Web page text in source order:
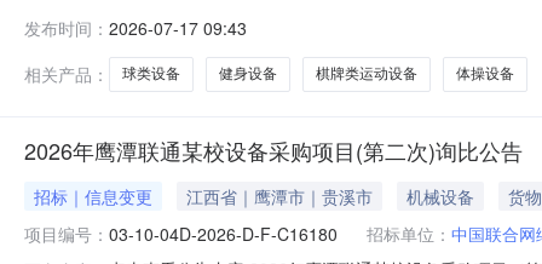
购数量：1批采购内容：A02460400-体操设备采购数量
发布时间： 2026-07-17 09:43
相关产品：
球类设备 健身设备 棋牌类运动设备 体操设备
2026年鹰潭联通某校设备采购项目(第二次)询比公告
招标｜信息变更 江西省｜鹰潭市｜贵溪市 机械设备
货物
项目编号： 03-10-04D-2026-D-F-C16180 招标单位： 中国联合网